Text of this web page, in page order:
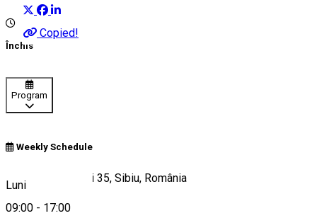
Copied!
Închis
Program
Weekly Schedule
Luni
09:00 - 17:00
Strada Mitropoliei 35, Sibiu, România